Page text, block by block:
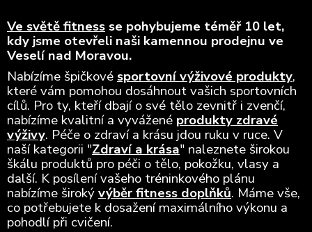
Ve světě fitness se pohybujeme téměř 10 let,
kdy jsme otevřeli naši kamennou prodejnu ve
Veselí nad Moravou.
Nabízíme špičkové sportovní výživové produkty,
které vám pomohou dosáhnout vašich sportovních
cílů. Pro ty, kteří dbají o své tělo zevnitř i zvenčí,
nabízíme kvalitní a vyvážené produkty zdravé
výživy. Péče o zdraví a krásu jdou ruku v ruce. V
naší kategorii "Zdraví a krása" naleznete širokou
škálu produktů pro péči o tělo, pokožku, vlasy a
další. K posílení vašeho tréninkového plánu
nabízíme širokývýběr fitness doplňků. Máme vše,
co potřebujete k dosažení maximálního výkonu a
pohodlí při cvičení.